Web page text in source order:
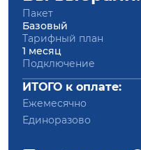
Пакет
Базовый
Тарифный план
1 месяц
Подключение
ИТОГО к оплате:
Ежемесячно
Единоразово